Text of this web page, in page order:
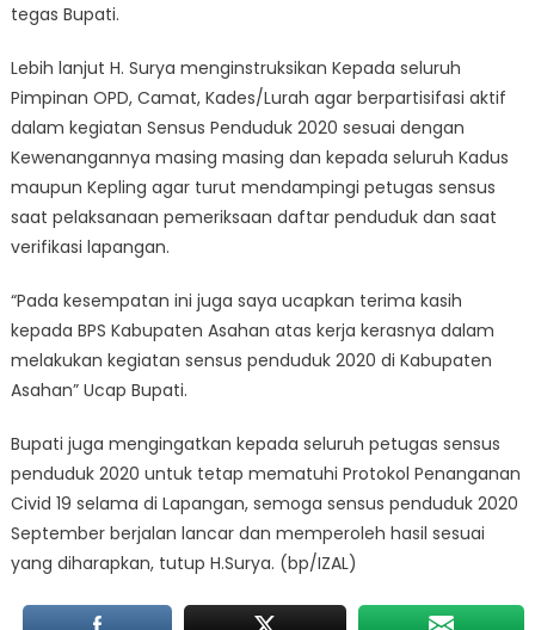
tegas Bupati.
Lebih lanjut H. Surya menginstruksikan Kepada seluruh
Pimpinan OPD, Camat, Kades/Lurah agar berpartisifasi aktif
dalam kegiatan Sensus Penduduk 2020 sesuai dengan
Kewenangannya masing masing dan kepada seluruh Kadus
maupun Kepling agar turut mendampingi petugas sensus
saat pelaksanaan pemeriksaan daftar penduduk dan saat
verifikasi lapangan.
“Pada kesempatan ini juga saya ucapkan terima kasih
kepada BPS Kabupaten Asahan atas kerja kerasnya dalam
melakukan kegiatan sensus penduduk 2020 di Kabupaten
Asahan” Ucap Bupati.
Bupati juga mengingatkan kepada seluruh petugas sensus
penduduk 2020 untuk tetap mematuhi Protokol Penanganan
Civid 19 selama di Lapangan, semoga sensus penduduk 2020
September berjalan lancar dan memperoleh hasil sesuai
yang diharapkan, tutup H.Surya. (bp/IZAL)